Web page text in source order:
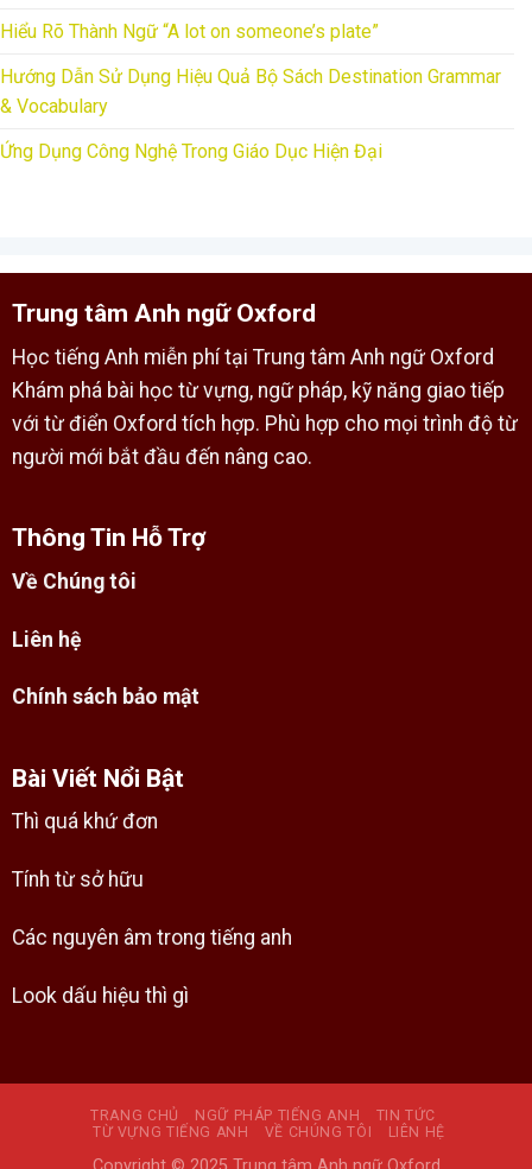
Hiểu Rõ Thành Ngữ “A lot on someone’s plate”
Hướng Dẫn Sử Dụng Hiệu Quả Bộ Sách Destination Grammar
& Vocabulary
Ứng Dụng Công Nghệ Trong Giáo Dục Hiện Đại
Trung tâm Anh ngữ Oxford
Học tiếng Anh miễn phí tại Trung tâm Anh ngữ Oxford
Khám phá bài học từ vựng, ngữ pháp, kỹ năng giao tiếp
với từ điển Oxford tích hợp. Phù hợp cho mọi trình độ từ
người mới bắt đầu đến nâng cao.
Thông Tin Hỗ Trợ
Về Chúng tôi
Liên hệ
Chính sách bảo mật
Bài Viết Nổi Bật
Thì quá khứ đơn
Tính từ sở hữu
Các nguyên âm trong tiếng anh
Look dấu hiệu thì gì
TRANG CHỦ NGỮ PHÁP TIẾNG ANH
TIN TỨC
TỪ VỰNG TIẾNG ANH
VỀ CHÚNG TÔI LIÊN HỆ